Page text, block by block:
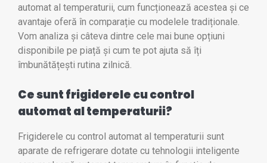
automat al temperaturii, cum funcționează acestea și ce
avantaje oferă în comparație cu modelele tradiționale.
Vom analiza și câteva dintre cele mai bune opțiuni
disponibile pe piață și cum te pot ajuta să îți
îmbunătățești rutina zilnică.
Ce sunt frigiderele cu control
automat al temperaturii?
Frigiderele cu control automat al temperaturii sunt
aparate de refrigerare dotate cu tehnologii inteligente